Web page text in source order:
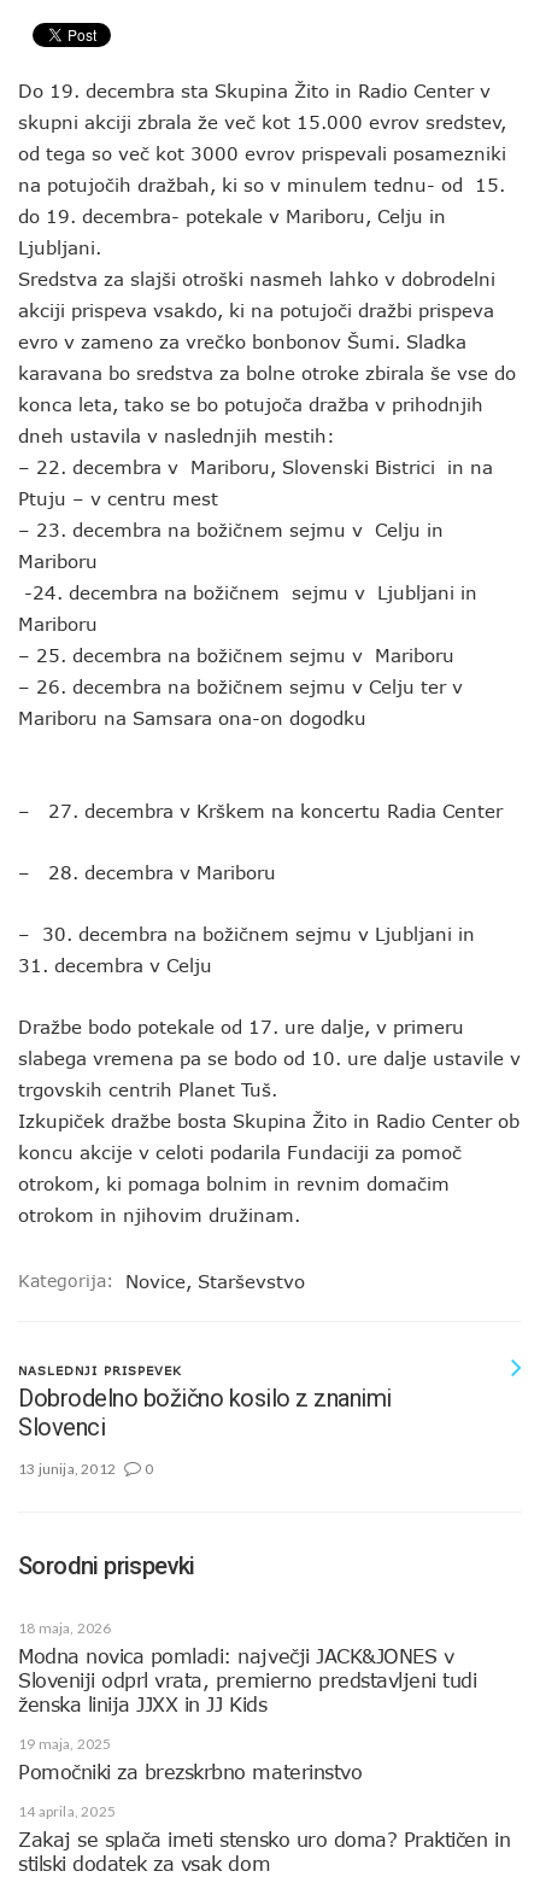
Do 19. decembra sta Skupina Žito in Radio Center v
skupni akciji zbrala že več kot 15.000 evrov sredstev,
od tega so več kot 3000 evrov prispevali posamezniki
na potujočih dražbah, ki so v minulem tednu- od 15.
do 19. decembra- potekale v Mariboru, Celju in
Ljubljani.
Sredstva za slajši otroški nasmeh lahko v dobrodelni
akciji prispeva vsakdo, ki na potujoči dražbi prispeva
evro v zameno za vrečko bonbonov Šumi. Sladka
karavana bo sredstva za bolne otroke zbirala še vse do
konca leta, tako se bo potujoča dražba v prihodnjih
dneh ustavila v naslednjih mestih:
– 22. decembra v Mariboru, Slovenski Bistrici in na
Ptuju – v centru mest
– 23. decembra na božičnem sejmu v Celju in
Mariboru
-24. decembra na božičnem sejmu v Ljubljani in
Mariboru
– 25. decembra na božičnem sejmu v Mariboru
– 26. decembra na božičnem sejmu v Celju ter v
Mariboru na Samsara ona-on dogodku
– 27. decembra v Krškem na koncertu Radia Center
– 28. decembra v Mariboru
– 30. decembra na božičnem sejmu v Ljubljani in
31. decembra v Celju
Dražbe bodo potekale od 17. ure dalje, v primeru
slabega vremena pa se bodo od 10. ure dalje ustavile v
trgovskih centrih Planet Tuš.
Izkupiček dražbe bosta Skupina Žito in Radio Center ob
koncu akcije v celoti podarila Fundaciji za pomoč
otrokom, ki pomaga bolnim in revnim domačim
otrokom in njihovim družinam.
Kategorija: Novice, Starševstvo
NASLEDNJI PRISPEVEK
Dobrodelno božično kosilo z znanimi
Slovenci
13 junija, 2012 0
Sorodni prispevki
18 maja, 2026
Modna novica pomladi: največji JACK&JONES v
Sloveniji odprl vrata, premierno predstavljeni tudi
ženska linija JJXX in JJ Kids
19 maja, 2025
Pomočniki za brezskrbno materinstvo
14 aprila, 2025
Zakaj se splača imeti stensko uro doma? Praktičen in
stilski dodatek za vsak dom